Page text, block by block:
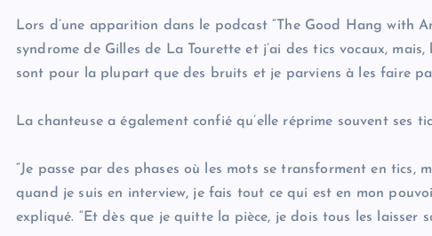
Lors d’une apparition dans le podcast “The Good Hang with
syndrome de Gilles de La Tourette et j’ai des tics vocaux,
sont pour la plupart que des bruits et je parviens à les faire
La chanteuse a également confié qu’elle réprime souvent ses
“Je passe par des phases où les mots se transforment en tics,
quand je suis en interview, je fais tout ce qui est en mon
expliqué. “Et dès que je quitte la pièce, je dois tous les laisser